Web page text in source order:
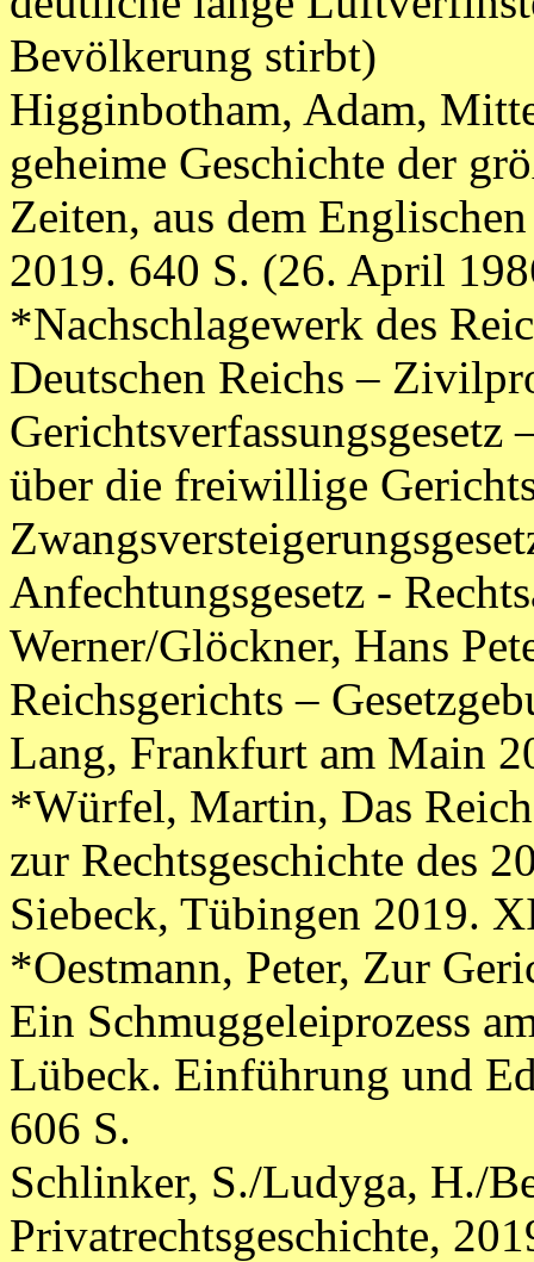
Bevölkerung stirbt)
Higginbotham, Adam,
geheime Geschichte der
Zeiten, aus dem
2019. 640 S. (26. April
*Nachschlagewerk des
Deutschen Reichs –
Gerichtsverfassungsgesetz
über die freiwillige
Anfechtungsgesetz -
Werner/Glöckner, Hans
Reichsgerichts –
Lang, Frankfurt am Main
*Würfel, Martin, Das
zur Rechtsgeschichte des
Siebeck, Tübingen 2019.
*Oestmann, Peter, Zur
Ein Schmuggeleiprozess
Lübeck. Einführung und
606 S.
Schlinker, S./Ludyga, H./
Privatrechtsgeschichte,